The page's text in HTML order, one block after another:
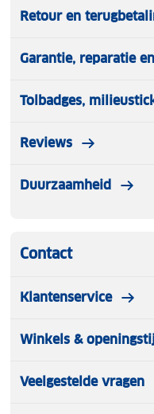
Retour en
Garantie, reparatie
Tolbadges,
Reviews
Duurzaamheid
Contact
Klantenservice
Winkels &
Veelgestelde vragen